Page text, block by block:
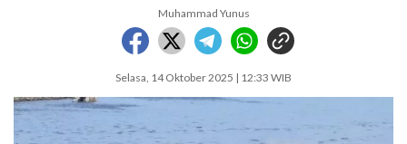
Muhammad Yunus
Selasa, 14 Oktober 2025 | 12:33 WIB